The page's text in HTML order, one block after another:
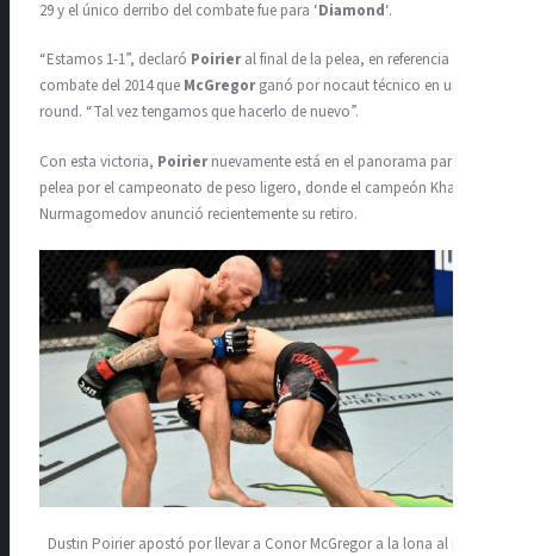
29 y el único derribo del combate fue para ‘Diamond‘.
“Estamos 1-1”, declaró Poirieral final de la pelea, en referencia al
combate del 2014 que McGregorganó por nocaut técnico en un
round. “Tal vez tengamos que hacerlo de nuevo”.
Con esta victoria, Poiriernuevamente está en el panorama para una
pelea por el campeonato de peso ligero, donde el campeón Khabib
Nurmagomedov anunció recientemente su retiro.
Dustin Poirier apostó por llevar a Conor McGregor a la lona al inicio